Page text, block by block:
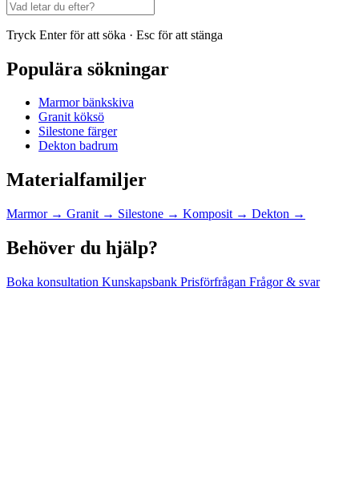
Tryck Enter för att söka · Esc för att stänga
Populära sökningar
Marmor bänkskiva
Granit köksö
Silestone färger
Dekton badrum
Materialfamiljer
Marmor → Granit → Silestone → Komposit → Dekton →
Behöver du hjälp?
Boka konsultation Kunskapsbank Prisförfrågan Frågor & svar